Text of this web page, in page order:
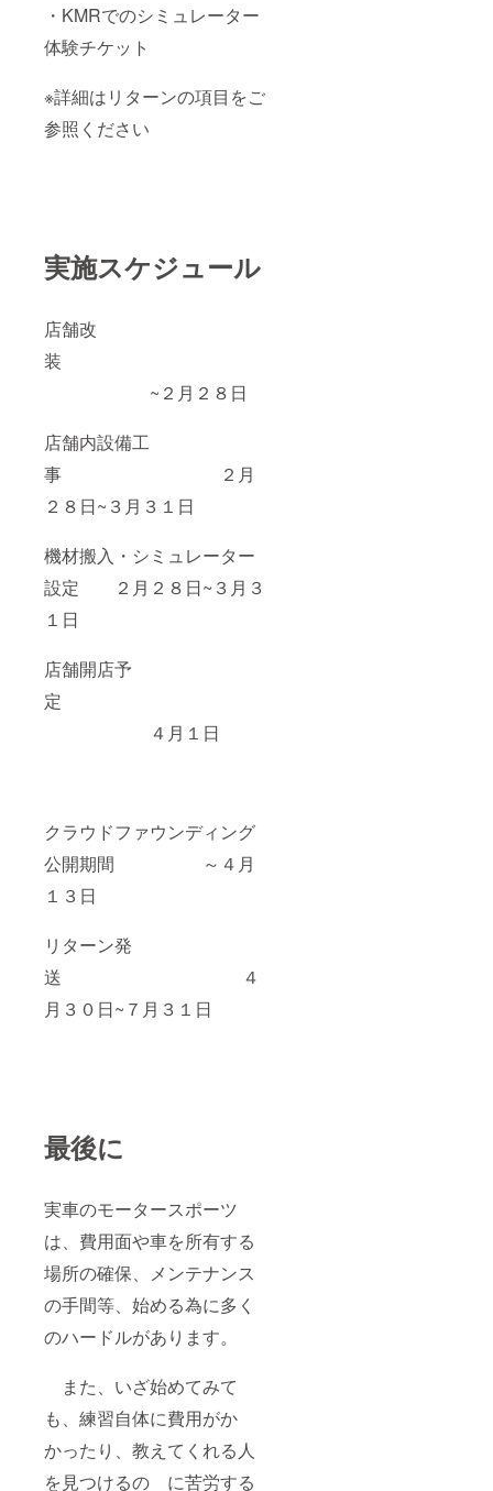
・KMRでのシミュレーター
体験チケット
※詳細はリターンの項目をご
参照ください
実施スケジュール
店舗改
装
~２月２８日
店舗内設備工
事 ２月
２８日~３月３１日
機材搬入・シミュレーター
設定 ２月２８日~３月３
１日
店舗開店予
定
４月１日
クラウドファウンディング
公開期間 ～４月
１３日
リターン発
送 ４
月３０日~７月３１日
最後に
実車のモータースポーツ
は、費用面や車を所有する
場所の確保、メンテナンス
の手間等、始める為に多く
のハードルがあります。
また、いざ始めてみて
も、練習自体に費用がか
かったり、教えてくれる人
を見つけるの に苦労する